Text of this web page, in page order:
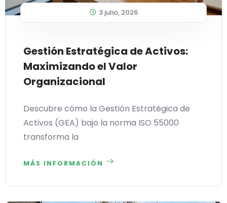
3 julio, 2026
Gestión Estratégica de Activos:
Maximizando el Valor
Organizacional
Descubre cómo la Gestión Estratégica de
Activos (GEA) bajo la norma ISO 55000
transforma la
MÁS INFORMACIÓN